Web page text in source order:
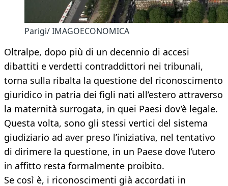
Parigi/ IMAGOECONOMICA
Oltralpe, dopo più di un decennio di accesi
dibattiti e verdetti contraddittori nei tribunali,
torna sulla ribalta la questione del riconoscimento
giuridico in patria dei figli nati all’estero attraverso
la maternità surrogata, in quei Paesi dov’è legale.
Questa volta, sono gli stessi vertici del sistema
giudiziario ad aver preso l’iniziativa, nel tentativo
di dirimere la questione, in un Paese dove l’utero
in affitto resta formalmente proibito.
Se così è, i riconoscimenti già accordati in